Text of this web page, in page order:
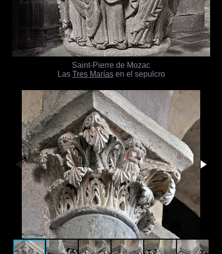
Saint-Pierre de Mozac
Las Tres Maríasen el sepulcro